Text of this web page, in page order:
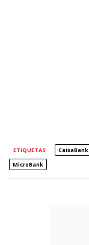
ETIQUETAS CaixaBank
MicroBank